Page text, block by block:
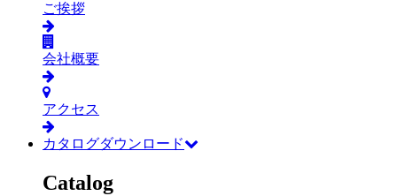
ご挨拶
会社概要
アクセス
カタログダウンロード
Catalog